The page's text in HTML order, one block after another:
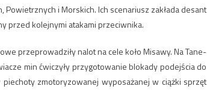
Powietrznych i Morskich. Ich scenariusz zakłada desant
przed kolejnymi atakami przeciwnika.
przeprowadziły nalot na cele koło Misawy. Na Tane-
min ćwiczyły przygotowanie blokady podejścia do
zmotoryzowanej wyposażanej w ciążki sprzęt